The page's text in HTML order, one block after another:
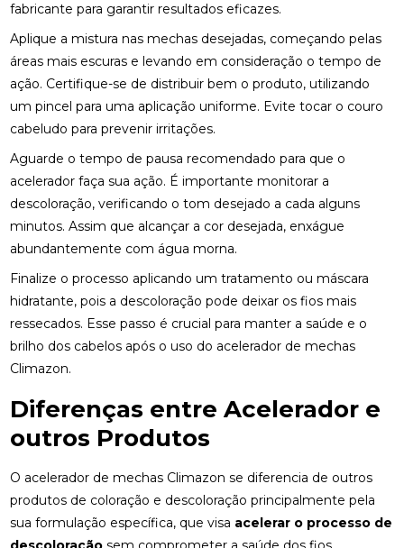
fabricante para garantir resultados eficazes.
Aplique a mistura nas mechas desejadas, começando pelas
áreas mais escuras e levando em consideração o tempo de
ação. Certifique-se de distribuir bem o produto, utilizando
um pincel para uma aplicação uniforme. Evite tocar o couro
cabeludo para prevenir irritações.
Aguarde o tempo de pausa recomendado para que o
acelerador faça sua ação. É importante monitorar a
descoloração, verificando o tom desejado a cada alguns
minutos. Assim que alcançar a cor desejada, enxágue
abundantemente com água morna.
Finalize o processo aplicando um tratamento ou máscara
hidratante, pois a descoloração pode deixar os fios mais
ressecados. Esse passo é crucial para manter a saúde e o
brilho dos cabelos após o uso do acelerador de mechas
Climazon.
Diferenças entre Acelerador e
outros Produtos
O acelerador de mechas Climazon se diferencia de outros
produtos de coloração e descoloração principalmente pela
sua formulação específica, que visa acelerar o processo de